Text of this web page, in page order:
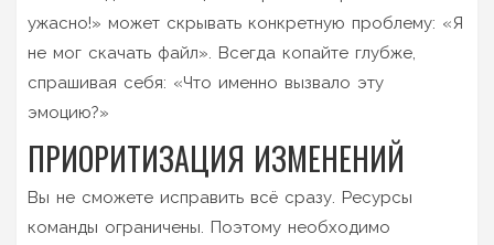
ужасно!» может скрывать конкретную проблему: «Я
не мог скачать файл». Всегда копайте глубже,
спрашивая себя: «Что именно вызвало эту
эмоцию?»
ПРИОРИТИЗАЦИЯ ИЗМЕНЕНИЙ
Вы не сможете исправить всё сразу. Ресурсы
команды ограничены. Поэтому необходимо